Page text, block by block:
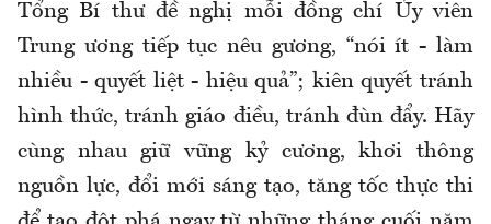
Tổng Bí thư đề nghị mỗi đồng chí Ủy viên
Trung ương tiếp tục nêu gương, “nói ít - làm
nhiều - quyết liệt - hiệu quả”; kiên quyết tránh
hình thức, tránh giáo điều, tránh đùn đẩy. Hãy
cùng nhau giữ vững kỷ cương, khơi thông
nguồn lực, đổi mới sáng tạo, tăng tốc thực thi